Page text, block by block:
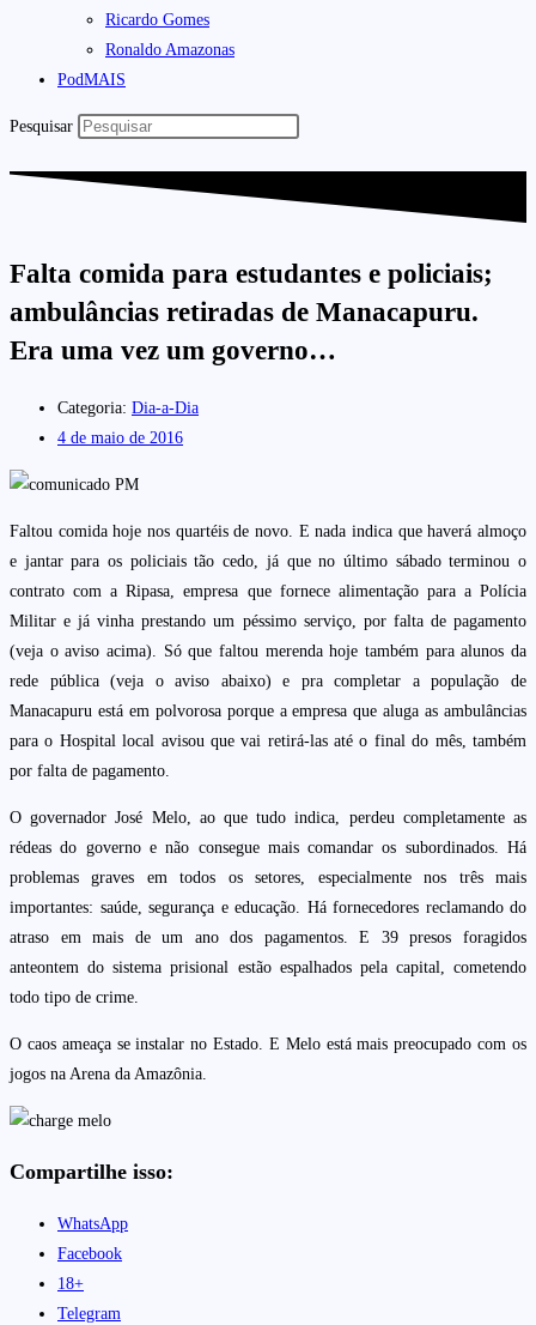
Ricardo Gomes
Ronaldo Amazonas
PodMAIS
Pesquisar
Falta comida para estudantes e policiais;
ambulâncias retiradas de Manacapuru.
Era uma vez um governo…
Categoria: Dia-a-Dia
4 de maio de 2016
Faltou comida hoje nos quartéis de novo. E nada indica que haverá almoço
e jantar para os policiais tão cedo, já que no último sábado terminou o
contrato com a Ripasa, empresa que fornece alimentação para a Polícia
Militar e já vinha prestando um péssimo serviço, por falta de pagamento
(veja o aviso acima). Só que faltou merenda hoje também para alunos da
rede pública (veja o aviso abaixo) e pra completar a população de
Manacapuru está em polvorosa porque a empresa que aluga as ambulâncias
para o Hospital local avisou que vai retirá-las até o final do mês, também
por falta de pagamento.
O governador José Melo, ao que tudo indica, perdeu completamente as
rédeas do governo e não consegue mais comandar os subordinados. Há
problemas graves em todos os setores, especialmente nos três mais
importantes: saúde, segurança e educação. Há fornecedores reclamando do
atraso em mais de um ano dos pagamentos. E 39 presos foragidos
anteontem do sistema prisional estão espalhados pela capital, cometendo
todo tipo de crime.
O caos ameaça se instalar no Estado. E Melo está mais preocupado com os
jogos na Arena da Amazônia.
Compartilhe isso:
WhatsApp
Facebook
18+
Telegram